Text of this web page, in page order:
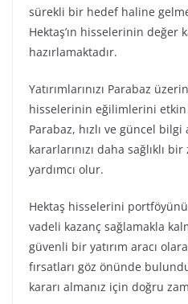
sürekli bir hedef haline
Hektaş’ın hisselerinin değer
hazırlamaktadır.
Yatırımlarınızı Parabaz
hisselerinin eğilimlerini
Parabaz, hızlı ve güncel bilgi
kararlarınızı daha sağlıklı
yardımcı olur.
Hektaş hisselerini
vadeli kazanç sağlamakla
güvenli bir yatırım aracı
fırsatları göz önünde
kararı almanız için doğru